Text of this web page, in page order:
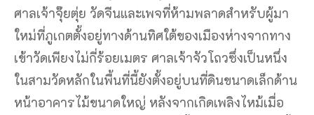
ศาลเจ้าจุ๊ยตุ่ย วัดจีนและเพจที่ห้ามพลาดสำหรับผู้มา
ใหม่ที่ภูเกตตั้งอยู่ทางด้านทิศใต้ของเมืองห่างจากทาง
เข้าวัดเพียงไม่กี่ร้อยเมตร ศาลเจ้าจัวโถวซึ่งเป็นหนึ่ง
ในสามวัดหลักในพื้นที่นี้ยังตั้งอยู่บนที่ดินขนาดเล็กด้าน
หน้าอาคารไม้ขนาดใหญ่ หลังจากเกิดเพลิงไหม้เมื่อ